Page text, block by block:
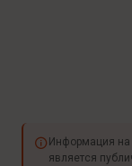
Информация на
является